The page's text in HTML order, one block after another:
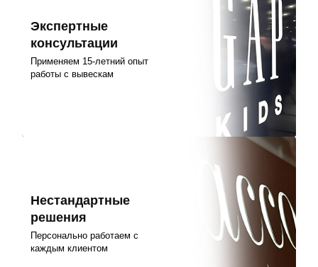
Экспертные
консультации
Применяем 15-летний опыт
работы с вывескам
Нестандартные
решения
Персонально работаем с
каждым клиентом